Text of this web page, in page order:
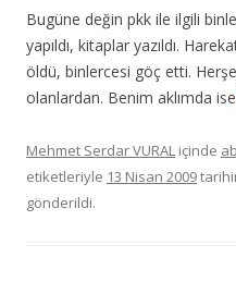
Bugüne değin pkk ile ilgili
yapıldı, kitaplar yazıldı.
öldü, binlercesi göç etti.
olanlardan. Benim aklımda ise
Mehmet Serdar VURAL içinde
etiketleriyle 13 Nisan 2009
gönderildi.